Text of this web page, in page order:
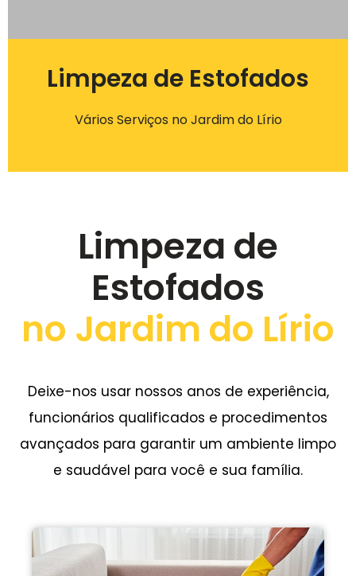
Limpeza de Estofados
Vários Serviços no Jardim do Lírio
Limpeza de
Estofados
no Jardim do Lírio
Deixe-nos usar nossos anos de experiência,
funcionários qualificados e procedimentos
avançados para garantir um ambiente limpo
e saudável para você e sua família.